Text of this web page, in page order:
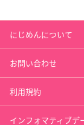
にじめんについて
お問い合わせ
利用規約
インフォマティブデ